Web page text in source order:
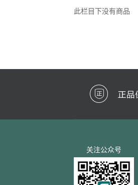
此栏目下没有商品
关注公众号